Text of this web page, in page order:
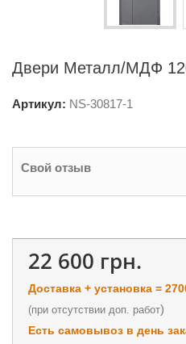
Двери Металл/МДФ
Артикул: NS-30817-1
Свой отзыв
22 600 грн.
Доставка + установка =
(при отсутствии доп. работ)
Есть самовывоз в день